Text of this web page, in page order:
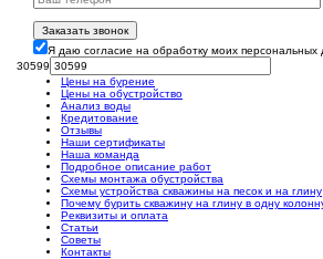
Заказать звонок
Я даю согласие на обработку моих персональных
30599
Цены на бурение
Цены на обустройство
Анализ воды
Кредитование
Отзывы
Наши сертификаты
Наша команда
Подробное описание работ
Схемы монтажа обустройства
Схемы устройства скважины на песок и на глину
Почему бурить скважину на глину в одну
Реквизиты и оплата
Статьи
Советы
Контакты